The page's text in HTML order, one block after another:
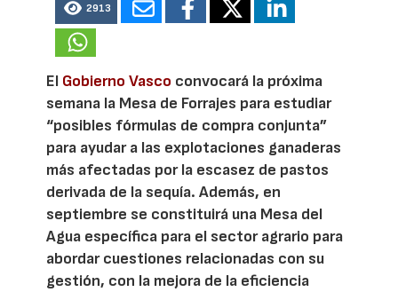
2913
El Gobierno Vasco convocará la próxima
semana la Mesa de Forrajes para estudiar
“posibles fórmulas de compra conjunta”
para ayudar a las explotaciones ganaderas
más afectadas por la escasez de pastos
derivada de la sequía. Además, en
septiembre se constituirá una Mesa del
Agua específica para el sector agrario para
abordar cuestiones relacionadas con su
gestión, con la mejora de la eficiencia